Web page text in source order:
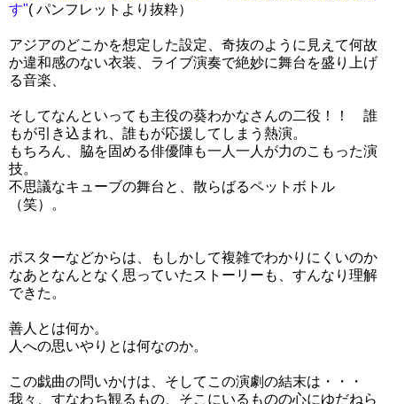
す"( パンフレットより抜粋）
アジアのどこかを想定した設定、奇抜のように見えて何故
か違和感のない衣装、ライブ演奏で絶妙に舞台を盛り上げ
る音楽、
そしてなんといっても主役の葵わかなさんの二役！！ 誰
もが引き込まれ、誰もが応援してしまう熱演。
もちろん、脇を固める俳優陣も一人一人が力のこもった演
技。
不思議なキューブの舞台と、散らばるペットボトル
（笑）。
ポスターなどからは、もしかして複雑でわかりにくいのか
なあとなんとなく思っていたストーリーも、すんなり理解
できた。
善人とは何か。
人への思いやりとは何なのか。
この戯曲の問いかけは、そしてこの演劇の結末は・・・
我々、すなわち観るもの、そこにいるものの心にゆだねら